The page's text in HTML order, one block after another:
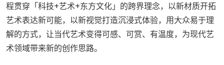
程贯穿「科技+艺术+东方文化」的跨界理念，以新材质开拓
艺术表达新可能，以新视觉打造沉浸式体验，用大众易于理
解的方式，让当代艺术变得可感、可赏、有温度，为现代艺
术领域带来新的创作思路。